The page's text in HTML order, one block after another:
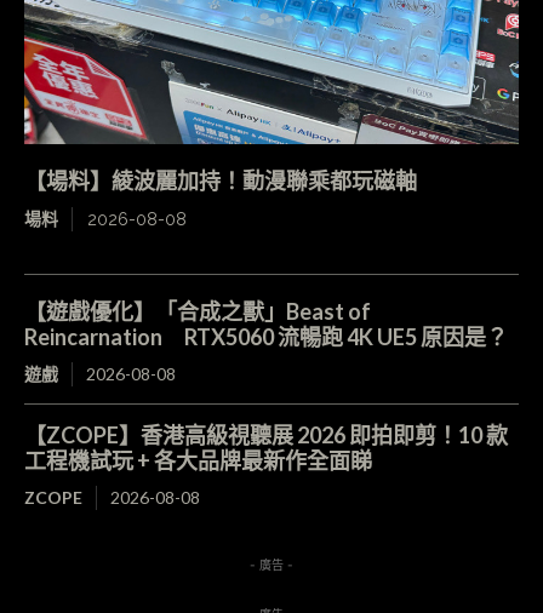
【場料】綾波麗加持！動漫聯乘都玩磁軸
場料 2026-08-08
【遊戲優化】「合成之獸」Beast of
Reincarnation RTX5060 流暢跑 4K UE5 原因是？
遊戲 2026-08-08
【ZCOPE】香港高級視聽展 2026 即拍即剪！10 款
工程機試玩 + 各大品牌最新作全面睇
ZCOPE 2026-08-08
- 廣告 -